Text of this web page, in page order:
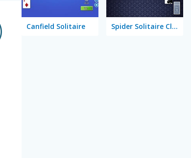
Canfield Solitaire Spider Solitaire Classic